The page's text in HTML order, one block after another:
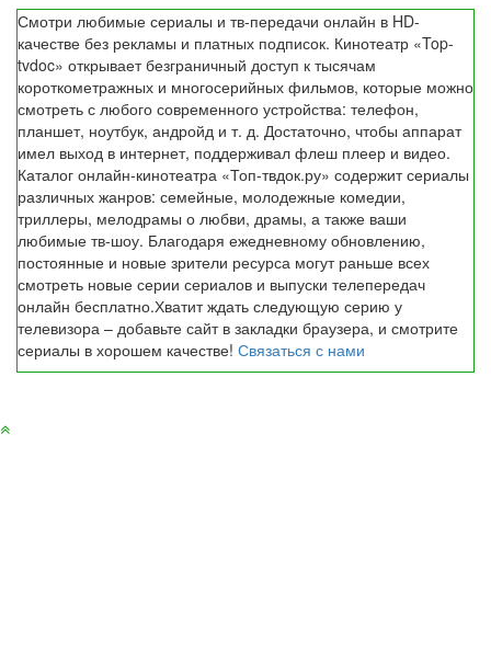
Смотри любимые сериалы и тв-передачи онлайн в HD-
качестве без рекламы и платных подписок. Кинотеатр «Top-
tvdoc» открывает безграничный доступ к тысячам
короткометражных и многосерийных фильмов, которые можно
смотреть с любого современного устройства: телефон,
планшет, ноутбук, андройд и т. д. Достаточно, чтобы аппарат
имел выход в интернет, поддерживал флеш плеер и видео.
Каталог онлайн-кинотеатра «Топ-твдок.ру» содержит сериалы
различных жанров: семейные, молодежные комедии,
триллеры, мелодрамы о любви, драмы, а также ваши
любимые тв-шоу. Благодаря ежедневному обновлению,
постоянные и новые зрители ресурса могут раньше всех
смотреть новые серии сериалов и выпуски телепередач
онлайн бесплатно.Хватит ждать следующую серию у
телевизора – добавьте сайт в закладки браузера, и смотрите
сериалы в хорошем качестве! Связаться с нами